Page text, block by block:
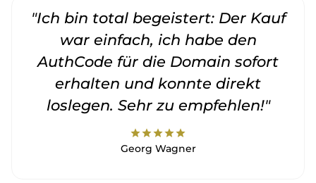
"Ich bin total begeistert: Der Kauf
war einfach, ich habe den
AuthCode für die Domain sofort
erhalten und konnte direkt
loslegen. Sehr zu empfehlen!"
starstarstarstarstar
Georg Wagner